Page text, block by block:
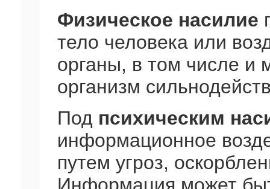
Физическое насилие
тело человека или
органы, в том числе и
организм
Под психическим
информационное
путем угроз,